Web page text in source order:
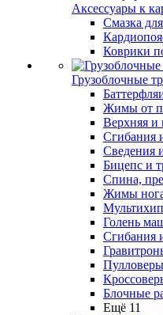
Аксессуары к
Смазка
Коврики
Грузоблочные
Жимы от
Верхняя и
Сгибания
Сведения
Бицепс и
Спина,
Жимы
Голень
Сгибания
Пулловеры
Блочные
Ещё 11